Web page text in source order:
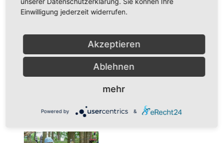
Einwilligung jederzeit widerrufen.
Akzeptieren
Ablehnen
mehr
Powered by &